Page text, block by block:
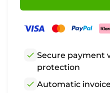
check Secure payment
protection
check Automatic